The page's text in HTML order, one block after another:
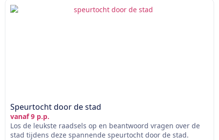
Speurtocht door de stad
vanaf 9 p.p.
Los de leukste raadsels op en beantwoord vragen over de
stad tijdens deze spannende speurtocht door de stad.